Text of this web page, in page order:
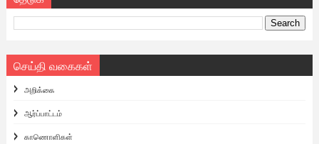
செய்தி வகைகள்
அறிக்கை
ஆர்ப்பாட்டம்
காணொளிகள்